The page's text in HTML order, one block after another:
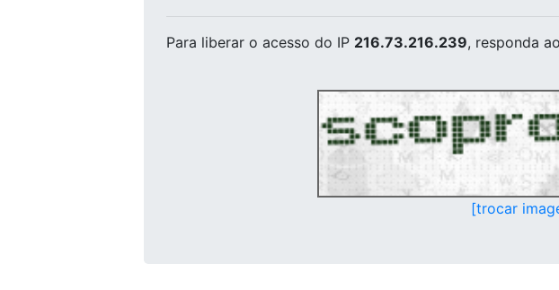
Para liberar o acesso do IP 216.73.216.239, responda
[trocar